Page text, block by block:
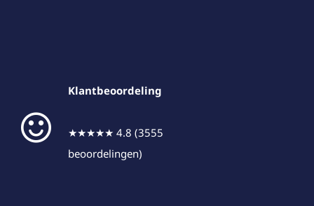
Klantbeoordeling
★★★★★ 4.8 (3555
beoordelingen)